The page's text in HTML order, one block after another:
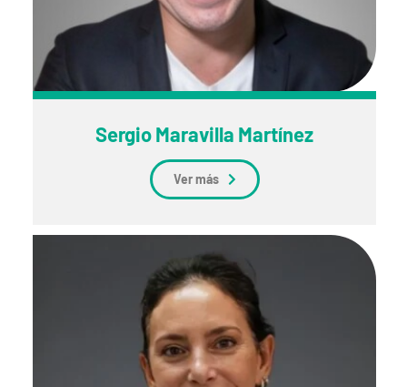
Sergio Maravilla Martínez
Ver más